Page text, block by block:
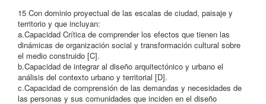
15 Con dominio proyectual de las escalas de ciudad, paisaje y
territorio y que incluyan:
a.Capacidad Crítica de comprender los efectos que tienen las
dinámicas de organización social y transformación cultural sobre
el medio construido [C].
b.Capacidad de integrar al diseño arquitectónico y urbano el
análisis del contexto urbano y territorial [D].
c.Capacidad de comprensión de las demandas y necesidades de
las personas y sus comunidades que inciden en el diseño